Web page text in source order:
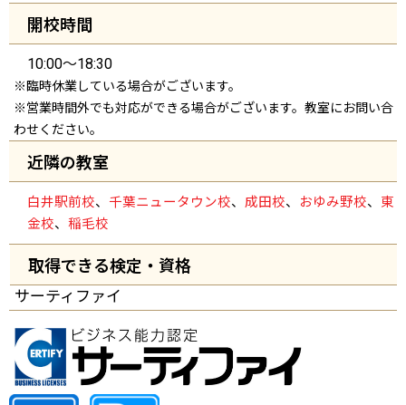
開校時間
10:00～18:30
※臨時休業している場合がございます。
※営業時間外でも対応ができる場合がございます。教室にお問い合
わせください。
近隣の教室
白井駅前校、 千葉ニュータウン校、 成田校、 おゆみ野校、 東
金校、 稲毛校
取得できる検定・資格
サーティファイ